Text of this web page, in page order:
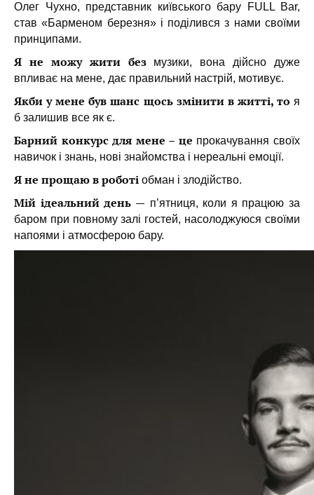
Олег Чухно, представник київського бару FULL Bar,
став «Барменом березня» і поділився з нами своїми
принципами.
Я не можу жити безмузики, вона дійсно дуже
впливає на мене, дає правильний настрій, мотивує.
Якби у мене був шанс щось змінити в житті, то я
б залишив все як є.
Барний конкурс для мене – це прокачування своїх
навичок і знань, нові знайомства і нереальні емоції.
Я не прощаю в роботі обман і злодійство.
Мій ідеальний день — п’ятниця, коли я працюю за
баром при повному залі гостей, насолоджуюся своїми
напоями і атмосферою бару.